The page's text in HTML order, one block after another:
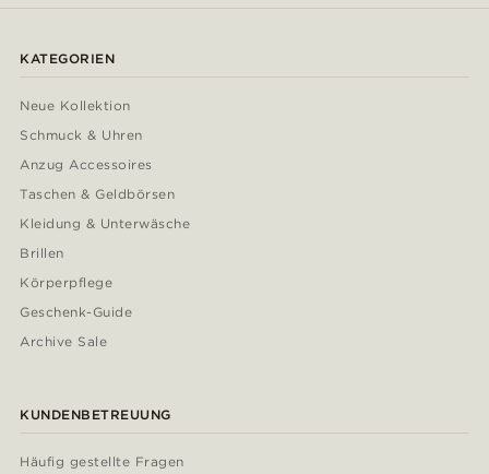
KATEGORIEN
Neue Kollektion
Schmuck & Uhren
Anzug Accessoires
Taschen & Geldbörsen
Kleidung & Unterwäsche
Brillen
Körperpflege
Geschenk-Guide
Archive Sale
KUNDENBETREUUNG
Häufig gestellte Fragen